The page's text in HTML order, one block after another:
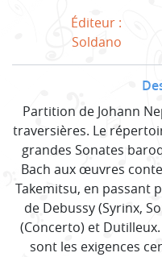
Éditeur :
Soldano
Partition de Johann
traversières. Le
grandes Sonates
Bach aux œuvres
Takemitsu, en passant
de Debussy (Syrinx,
(Concerto) et
sont les exigences